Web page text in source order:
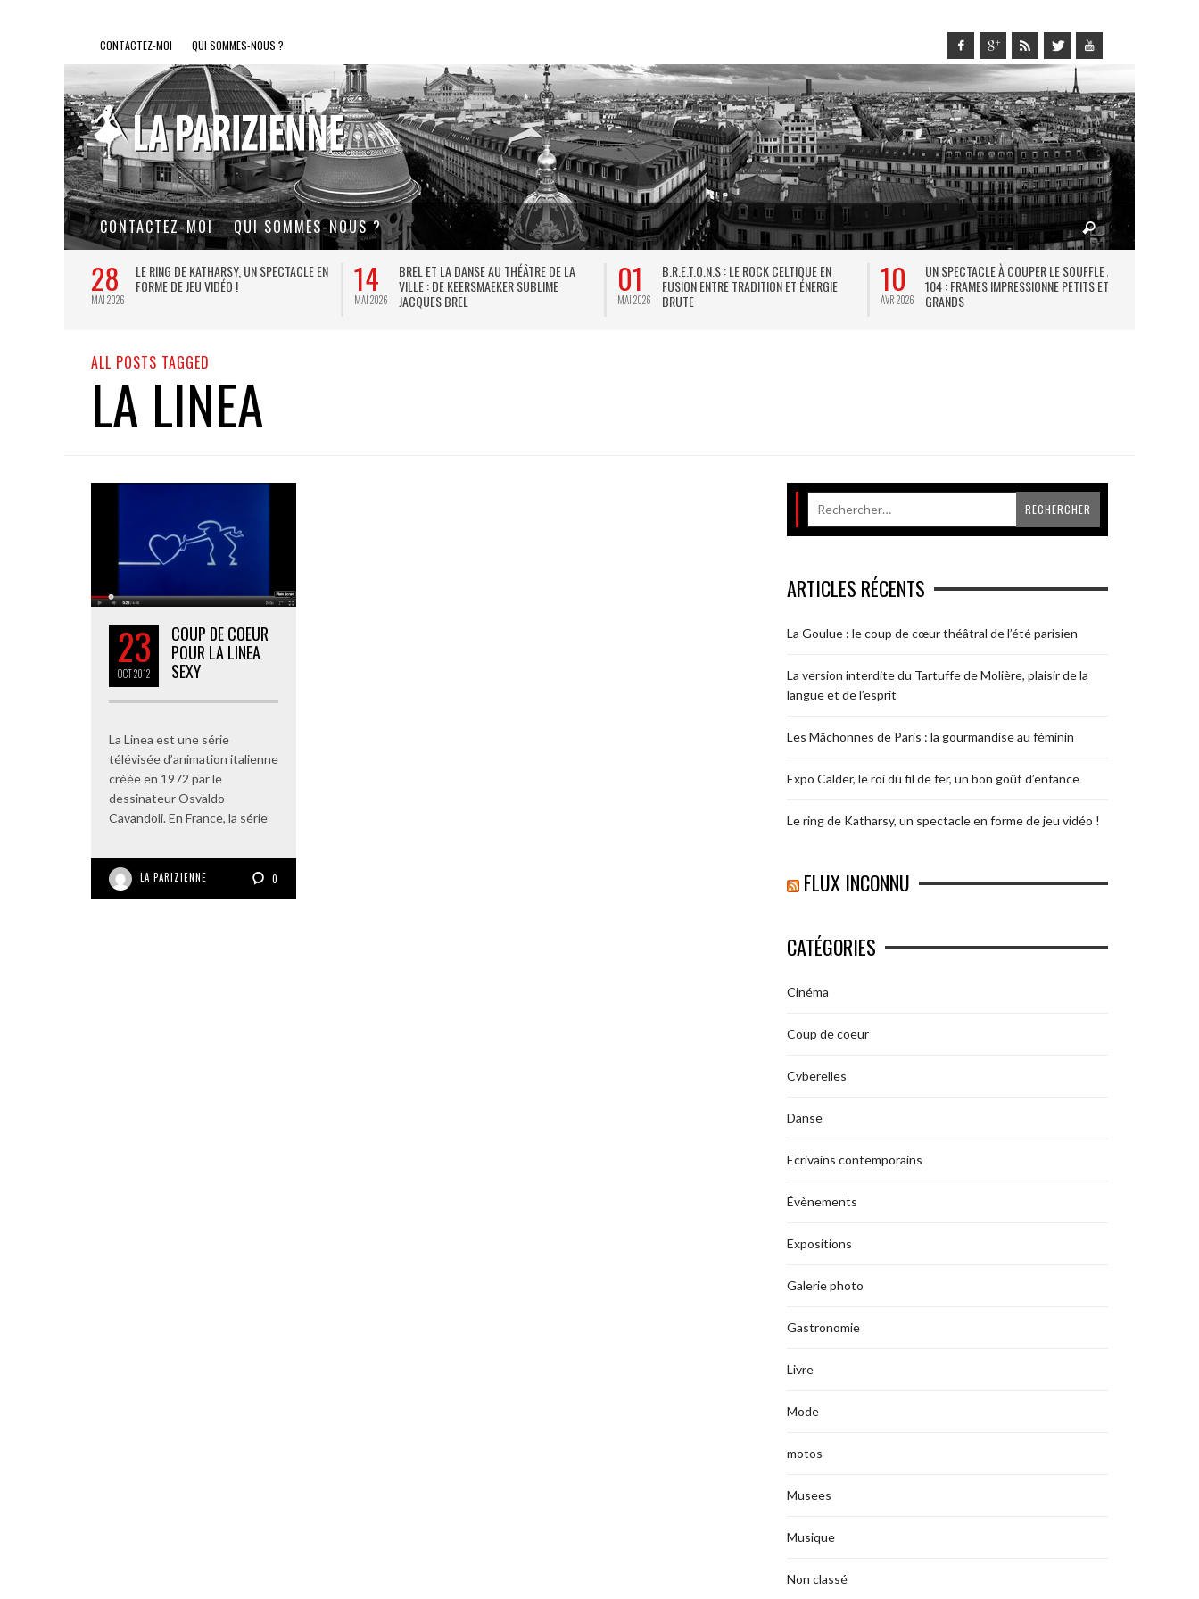
CONTACTEZ-MOI QUI SOMMES-NOUS ?
CONTACTEZ-MOI QUI SOMMES-NOUS ?
28
MAI 2026
LE RING DE KATHARSY, UN SPECTACLE EN
FORME DE JEU VIDÉO !
14
MAI 2026
BREL ET LA DANSE AU THÉÂTRE DE LA
VILLE : DE KEERSMAEKER SUBLIME
JACQUES BREL
01
MAI 2026
B.R.E.T.O.N.S : LE ROCK CELTIQUE EN
FUSION ENTRE TRADITION ET ÉNERGIE
BRUTE
10
AVR 2026
UN SPECTACLE À COUPER LE SOUFFLE AU
104 : FRAMES IMPRESSIONNE PETITS ET
GRANDS
ALL POSTS TAGGED
LA LINEA
23
OCT2012
COUP DE COEUR
POUR LA LINEA
SEXY
La Linea est une série
télévisée d’animation italienne
créée en 1972 par le
dessinateur Osvaldo
Cavandoli. En France, la série
LA PARIZIENNE 0
ARTICLES RÉCENTS
La Goulue : le coup de cœur théâtral de l’été parisien
La version interdite du Tartuffe de Molière, plaisir de la
langue et de l’esprit
Les Mâchonnes de Paris : la gourmandise au féminin
Expo Calder, le roi du fil de fer, un bon goût d’enfance
Le ring de Katharsy, un spectacle en forme de jeu vidéo !
FLUX INCONNU
CATÉGORIES
Cinéma
Coup de coeur
Cyberelles
Danse
Ecrivains contemporains
Évènements
Expositions
Galerie photo
Gastronomie
Livre
Mode
motos
Musees
Musique
Non classé